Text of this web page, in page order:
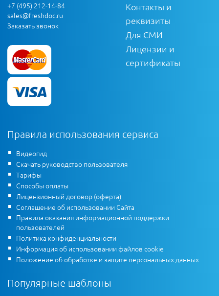
+7 (495) 212-14-84
sales@freshdoc.ru
Заказать звонок
Контакты и
реквизиты
Для СМИ
Лицензии и
сертификаты
Правила использования сервиса
Видеогид
Скачать руководство пользователя
Тарифы
Способы оплаты
Лицензионный договор (оферта)
Соглашение об использовании Сайта
Правила оказания информационной поддержки
пользователей
Политика конфиденциальности
Информация об использовании файлов cookie
Положение об обработке и защите персональных данных
Популярные шаблоны